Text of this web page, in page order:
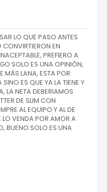
LO QUE PASO ANTES
EN
PREFIERO A
SOLO ES UNA OPINIÓN,
MÁS LANA, ESTA POR
ES QUE YA LA TIENE Y
LA NETA DEBERIAMOS
DE SLIM CON
AL EQUIPO Y AL DE
LO VENDA POR AMOR A
BUENO SOLO ES UNA